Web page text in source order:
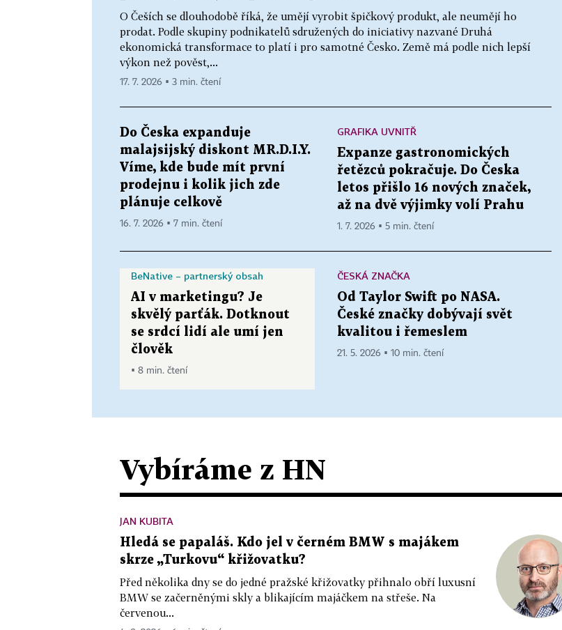
O Češích se dlouhodobě říká, že umějí vyrobit špičkový produkt, ale neumějí ho
prodat. Podle skupiny podnikatelů sdružených do iniciativy nazvané Druhá
ekonomická transformace to platí i pro samotné Česko. Země má podle nich lepší
výkon než pověst,...
17. 7. 2026 ▪ 3 min. čtení
Do Česka expanduje
malajsijský diskont MR.D.I.Y.
Víme, kde bude mít první
prodejnu i kolik jich zde
plánuje celkově
16. 7. 2026 ▪ 7 min. čtení
GRAFIKA UVNITŘ
Expanze gastronomických
řetězců pokračuje. Do Česka
letos přišlo 16 nových značek,
až na dvě výjimky volí Prahu
1. 7. 2026 ▪ 5 min. čtení
BeNative – partnerský obsah
AI v marketingu? Je
skvělý parťák. Dotknout
se srdcí lidí ale umí jen
člověk
▪ 8 min. čtení
ČESKÁ ZNAČKA
Od Taylor Swift po NASA.
České značky dobývají svět
kvalitou i řemeslem
21. 5. 2026 ▪ 10 min. čtení
Vybíráme z HN
JAN KUBITA
Hledá se papaláš. Kdo jel v černém BMW s majákem
skrze „Turkovu“ křižovatku?
Před několika dny se do jedné pražské křižovatky přihnalo obří luxusní
BMW se začerněnými skly a blikajícím majáčkem na střeše. Na
červenou...